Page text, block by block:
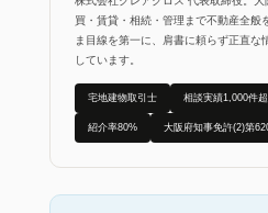
買・賃貸・相続・管理まで不動産全般
ま目線を第一に、肩書に頼らず正直な
しています。
宅地建物取引士 相談実績1,000件超
紹介率80% 大阪府知事免許(2)第